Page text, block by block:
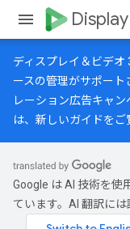
ディスプレイ＆ビデオ
ースの管理がサポー
レーション広告キャ
は、 新しいガイドをご
Google は AI 技術を使
ています。AI 翻訳には